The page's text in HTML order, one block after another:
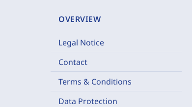
OVERVIEW
Legal Notice
Contact
Terms & Conditions
Data Protection